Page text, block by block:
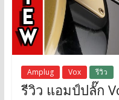
Amplug Vox รีวิว
รีวิว แอมป์ปลั๊ก